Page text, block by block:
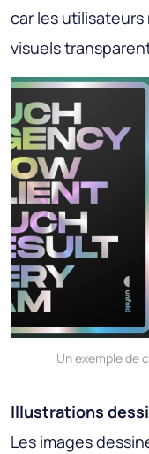
car les
visuels
Un exemple de
Illustrations
Les images